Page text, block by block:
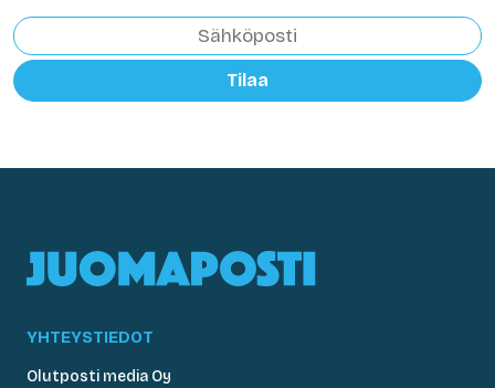
Tilaa
YHTEYSTIEDOT
Olutposti media Oy